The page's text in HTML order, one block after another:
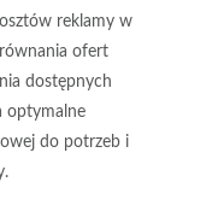
reklamy w
ofert
dostępnych
optymalne
do potrzeb i